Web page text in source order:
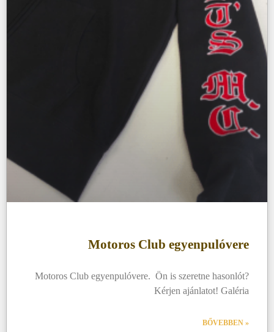
Motoros Club egyenpulóvere
Motoros Club egyenpulóvere. Ön is szeretne hasonlót?
Kérjen ajánlatot! Galéria
BŐVEBBEN »